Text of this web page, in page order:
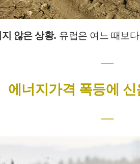
않은 상황. 유럽은 여느 때보
―
에너지가격 폭등에 신
―